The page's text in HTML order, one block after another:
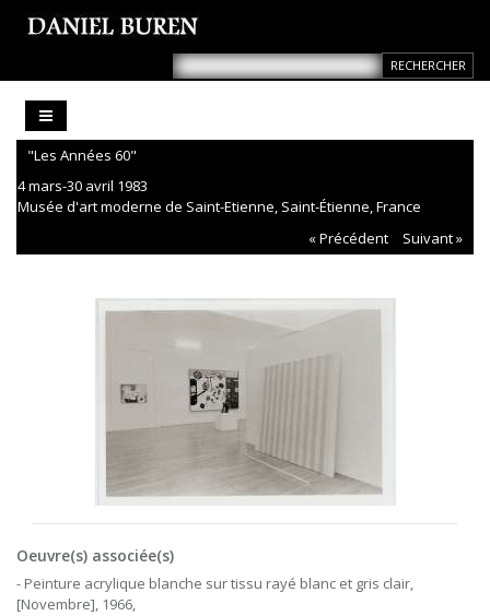
"Les Années 60"
4 mars-30 avril 1983
Musée d'art moderne de Saint-Etienne, Saint-Étienne, France
« Précédent
Suivant »
Oeuvre(s) associée(s)
- Peinture acrylique blanche sur tissu rayé blanc et gris clair,
[Novembre], 1966,